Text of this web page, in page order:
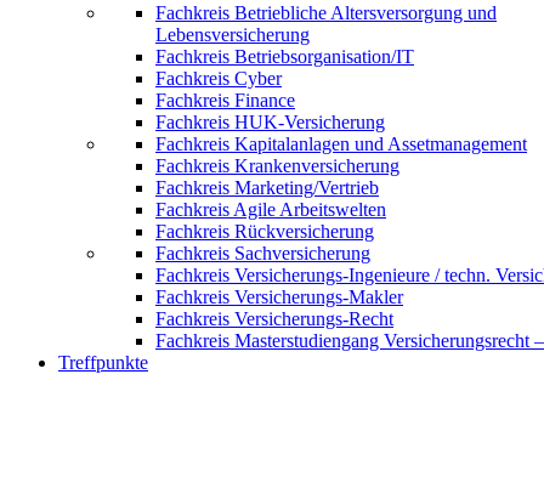
Fachkreis Betriebliche Altersversorgung und
Lebensversicherung
Fachkreis Betriebsorganisation/IT
Fachkreis Cyber
Fachkreis Finance
Fachkreis HUK-Versicherung
Fachkreis Kapitalanlagen und Assetmanagement
Fachkreis Krankenversicherung
Fachkreis Marketing/Vertrieb
Fachkreis Agile Arbeitswelten
Fachkreis Rückversicherung
Fachkreis Sachversicherung
Fachkreis Versicherungs-Ingenieure / techn.
Fachkreis Versicherungs-Makler
Fachkreis Versicherungs-Recht
Fachkreis Masterstudiengang Versicherungsrecht
Treffpunkte